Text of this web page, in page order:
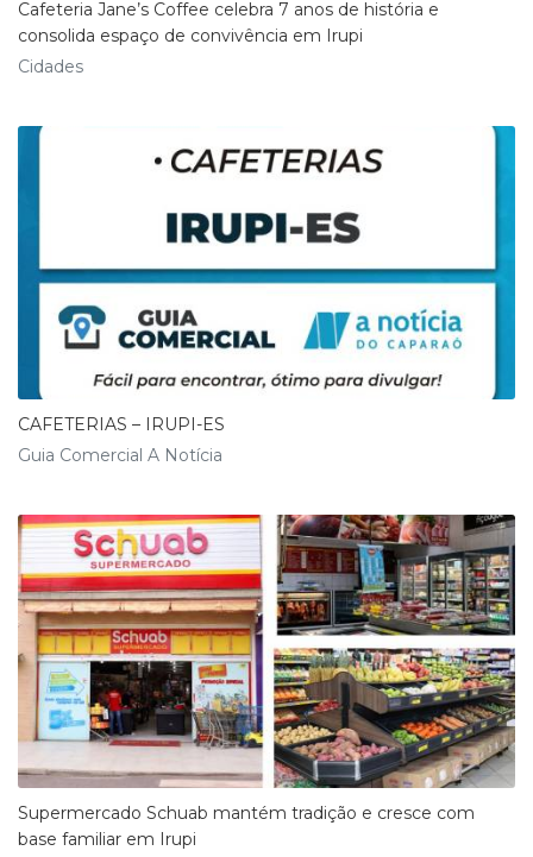
Cafeteria Jane’s Coffee celebra 7 anos de história e
consolida espaço de convivência em Irupi
Cidades
CAFETERIAS – IRUPI-ES
Guia Comercial A Notícia
Supermercado Schuab mantém tradição e cresce com
base familiar em Irupi